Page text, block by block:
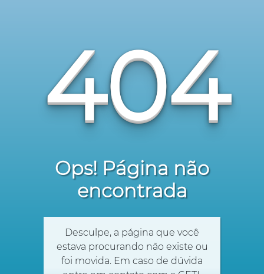
404
Ops! Página não
encontrada
Desculpe, a página que você
estava procurando não existe ou
foi movida. Em caso de dúvida